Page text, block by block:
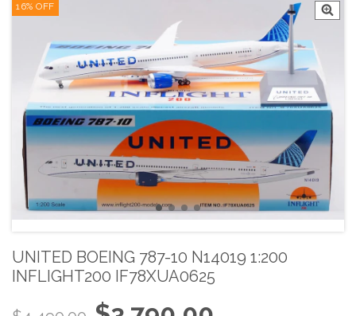
16% OFF
UNITED BOEING 787-10 N14019 1:200
INFLIGHT200 IF78XUA0625